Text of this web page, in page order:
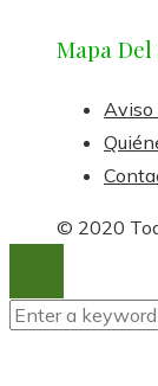
Mapa
Aviso
© 2020